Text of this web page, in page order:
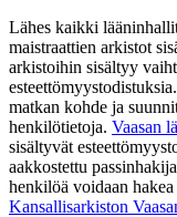
Lähes kaikki
maistraattien arkistot
arkistoihin sisältyy
matkan kohde ja
henkilötietoja. Vaasan
sisältyvät
aakkostettu
henkilöä voidaan
Kansallisarkiston